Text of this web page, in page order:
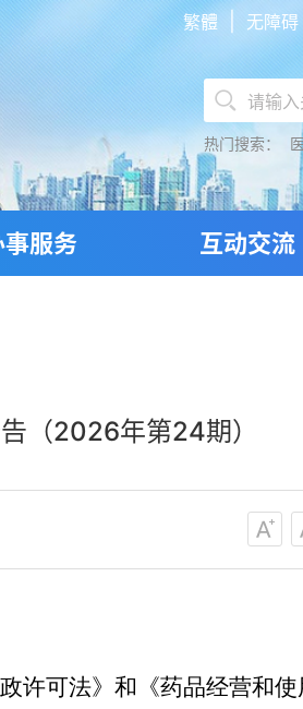
繁體 无障碍
热门搜索：
事服务 互动交流
（2026年第24期）
许可法》和 《药品经营和